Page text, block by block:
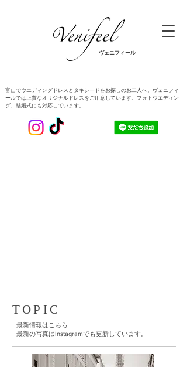
​富山でウエディングドレスとタキシードをお探しのお二人へ。ヴェニフィ
ールでは上質なオリジナルドレスをご用意しています。フォトウエディン
グ、結婚式にも対応しています。
ヴェニフィール
TOPIC
​最新情報は こちら
​最新の写真はInstagramでも更新しています。